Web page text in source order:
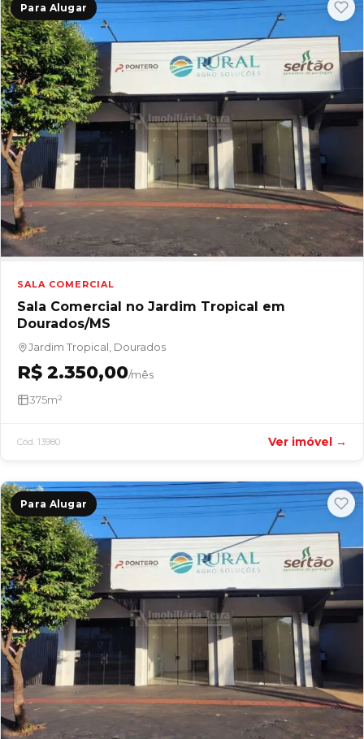
Para Alugar
SALA COMERCIAL
Sala Comercial no Jardim Tropical em
Dourados/MS
Jardim Tropical, Dourados
R$ 2.350,00/mês
375m²
Cód. 13980 Ver imóvel →
Para Alugar